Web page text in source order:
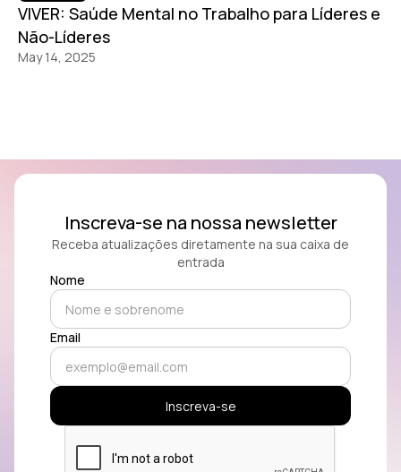
VIVER: Saúde Mental no Trabalho para Líderes e
Não-Líderes
May 14, 2025
Inscreva-se na nossa newsletter
Receba atualizações diretamente na sua caixa de
entrada
Nome
Email